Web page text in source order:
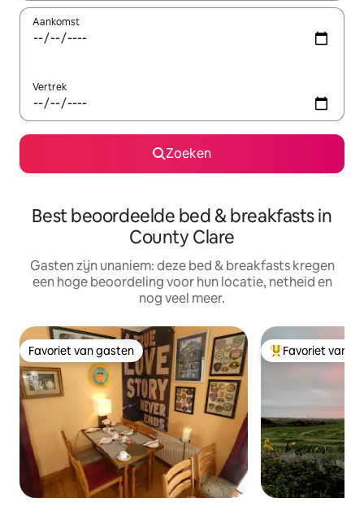
Aankomst
Vertrek
Zoeken
Best beoordeelde bed & breakfasts in
County Clare
Gasten zijn unaniem: deze bed & breakfasts kregen
een hoge beoordeling voor hun locatie, netheid en
nog veel meer.
Favoriet van gasten
Favoriet van gasten Topfavoriet van
Favoriet van